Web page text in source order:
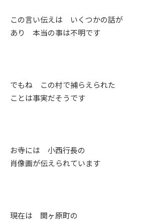
この言い伝えは いくつかの話が
あり 本当の事は不明です
でもね この村で捕らえられた
ことは事実だそうです
お寺には 小西行長の
肖像画が伝えられています
現在は 関ヶ原町の